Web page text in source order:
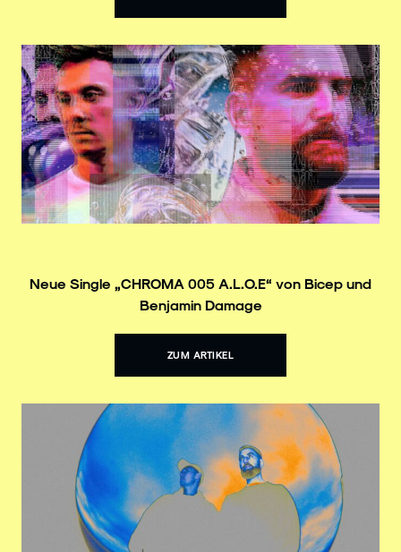
Neue Single „CHROMA 005 A.L.O.E“ von Bicep und
Benjamin Damage
ZUM ARTIKEL